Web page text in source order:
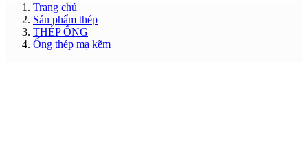
Trang chủ
Sản phẩm thép
THÉP ỐNG
Ống thép mạ kẽm